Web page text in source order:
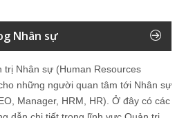
Nhân sự
trị Nhân sự (Human Resources
những người quan tâm tới Nhân sự
Manager, HRM, HR). Ở đây có các